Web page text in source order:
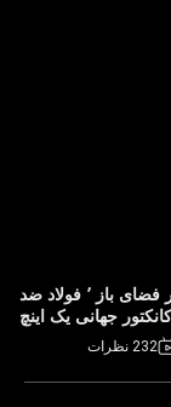
شیر اجاق گاز بوتان سنگین برای کباب در فضای باز ٬ فولاد ضد
232 نظرات